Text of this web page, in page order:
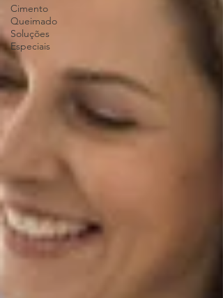
Cimento
Queimado
Soluções
Especiais